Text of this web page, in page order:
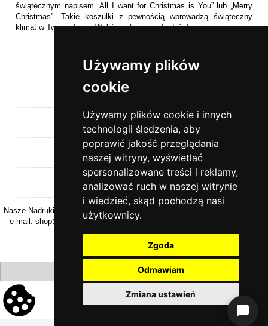
Używamy plików
cookie
Używamy plików cookie i innych
technologii śledzenia, aby
poprawić jakość przeglądania
naszej witryny, wyświetlać
spersonalizowane treści i reklamy,
analizować ruch w naszej witrynie
i wiedzieć, skąd pochodzą nasi
użytkownicy.
Zgoda
Odmawiam
Zmiana ustawień
świątecznym napisem „All I want for Christmas is You” lub „Merry
Christmas”. Takie koszulki z pewnością wprowadzą świąteczny
klimat w Twoim domu. Wybór jest naprawdę duży!
Pomoc
Moje konto
Płatności i dostawa
Informacje
O nas
Nasze Nadruki | ul. Kasztanowa 26 | 32-040 Rzeszotary | woj. Małopolskie |
e-mail: shop@naszenadruki.pl | tel.+48 690 531 231
pokaż pełną wersję strony